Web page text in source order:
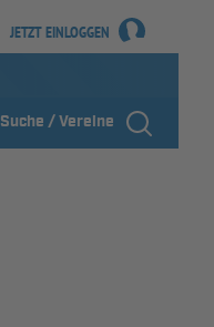
JETZT EINLOGGEN
Suche / Vereine